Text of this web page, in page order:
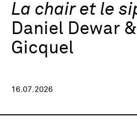
La chair et le
Daniel Dewar
Gicquel
16.07.2026